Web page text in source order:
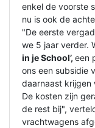
enkel de voorste
nu is ook de
"De eerste
we 5 jaar verder.
in je School’, een
ons een subsidie
daarnaast krijgen
De kosten zijn
de rest bij",
vrachtwagens